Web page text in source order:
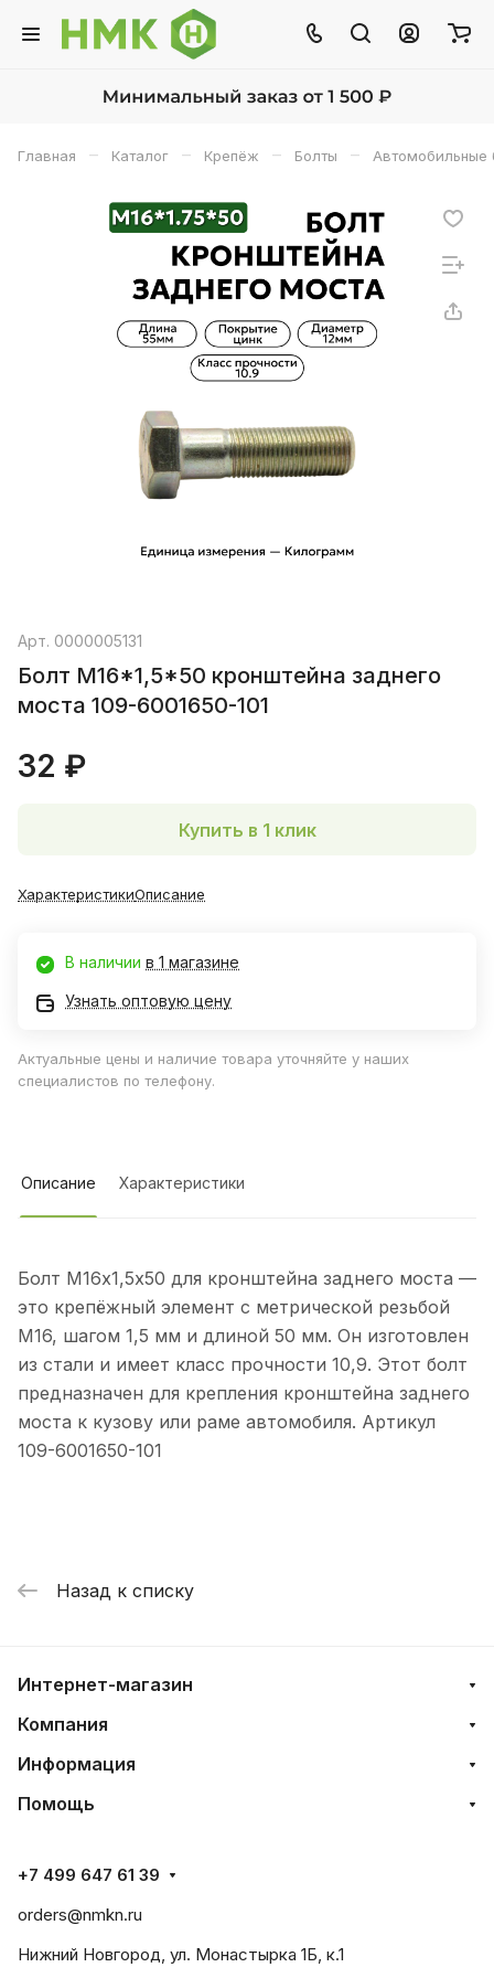
Главная – Каталог – Крепёж – Болты – Автомобильные
Арт. 0000005131
Болт М16*1,5*50 кронштейна заднего
моста 109-6001650-101
32 ₽
Купить в 1 клик
ХарактеристикиОписание
В наличии в 1 магазине
Узнать оптовую цену
Актуальные цены и наличие товара уточняйте у наших
специалистов по телефону.
Описание Характеристики
Болт М16х1,5х50 для кронштейна заднего моста —
это крепёжный элемент с метрической резьбой
М16, шагом 1,5 мм и длиной 50 мм. Он изготовлен
из стали и имеет класс прочности 10,9. Этот болт
предназначен для крепления кронштейна заднего
моста к кузову или раме автомобиля. Артикул
109-6001650-101
Назад к списку
Интернет-магазин
Компания
Информация
Помощь
+7 499 647 61 39
orders@nmkn.ru
Нижний Новгород, ул. Монастырка 1Б, к.1